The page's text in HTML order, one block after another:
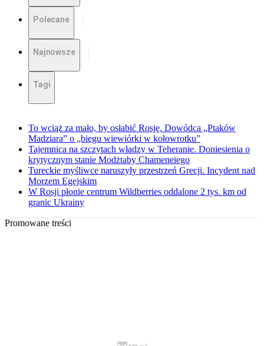
Polecane
Najnowsze
Tagi
To wciąż za mało, by osłabić Rosję. Dowódca „Ptaków
Madziara” o „biegu wiewiórki w kołowrotku”
Tajemnica na szczytach władzy w Teheranie. Doniesienia o
krytycznym stanie Modżtaby Chameneiego
Tureckie myśliwce naruszyły przestrzeń Grecji. Incydent nad
Morzem Egejskim
W Rosji płonie centrum Wildberries oddalone 2 tys. km od
granic Ukrainy
Promowane treści